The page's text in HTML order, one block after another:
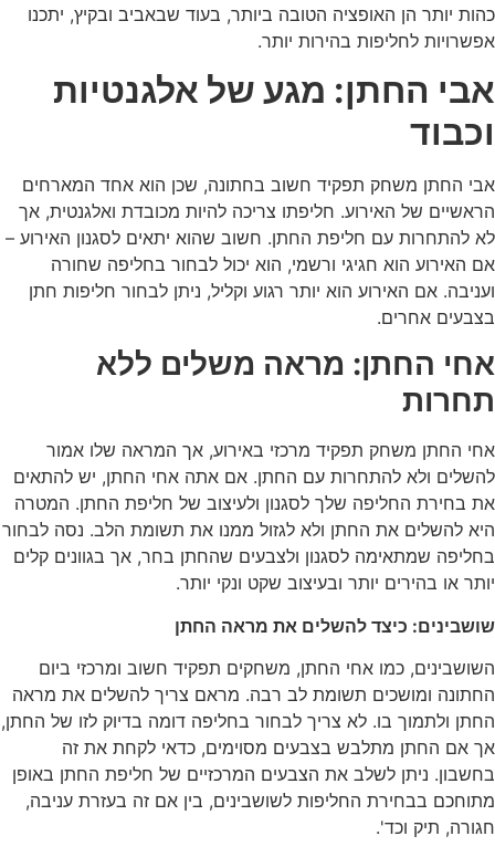
כהות יותר הן האופציה הטובה ביותר, בעוד שבאביב ובקיץ, יתכנו
אפשרויות לחליפות בהירות יותר.
אבי החתן: מגע של אלגנטיות
וכבוד
אבי החתן משחק תפקיד חשוב בחתונה, שכן הוא אחד המארחים
הראשיים של האירוע. חליפתו צריכה להיות מכובדת ואלגנטית, אך
לא להתחרות עם חליפת החתן. חשוב שהוא יתאים לסגנון האירוע –
אם האירוע הוא חגיגי ורשמי, הוא יכול לבחור בחליפה שחורה
ועניבה. אם האירוע הוא יותר רגוע וקליל, ניתן לבחור חליפות חתן
בצבעים אחרים.
אחי החתן: מראה משלים ללא
תחרות
אחי החתן משחק תפקיד מרכזי באירוע, אך המראה שלו אמור
להשלים ולא להתחרות עם החתן. אם אתה אחי החתן, יש להתאים
את בחירת החליפה שלך לסגנון ולעיצוב של חליפת החתן. המטרה
היא להשלים את החתן ולא לגזול ממנו את תשומת הלב. נסה לבחור
בחליפה שמתאימה לסגנון ולצבעים שהחתן בחר, אך בגוונים קלים
יותר או בהירים יותר ובעיצוב שקט ונקי יותר.
שושבינים: כיצד להשלים את מראה החתן
השושבינים, כמו אחי החתן, משחקים תפקיד חשוב ומרכזי ביום
החתונה ומושכים תשומת לב רבה. מראם צריך להשלים את מראה
החתן ולתמוך בו. לא צריך לבחור בחליפה דומה בדיוק לזו של החתן,
אך אם החתן מתלבש בצבעים מסוימים, כדאי לקחת את זה
בחשבון. ניתן לשלב את הצבעים המרכזיים של חליפת החתן באופן
מתוחכם בבחירת החליפות לשושבינים, בין אם זה בעזרת עניבה,
חגורה, תיק וכד'.